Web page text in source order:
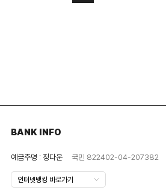
BANK INFO
예금주명 : 정다운 국민 822402-04-207382